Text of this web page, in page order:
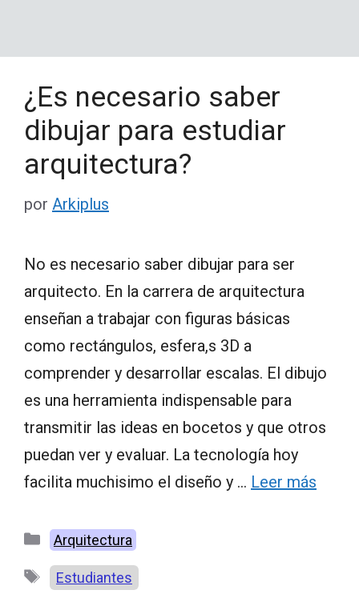
¿Es necesario saber
dibujar para estudiar
arquitectura?
por Arkiplus
No es necesario saber dibujar para ser
arquitecto. En la carrera de arquitectura
enseñan a trabajar con figuras básicas
como rectángulos, esfera,s 3D a
comprender y desarrollar escalas. El dibujo
es una herramienta indispensable para
transmitir las ideas en bocetos y que otros
puedan ver y evaluar. La tecnología hoy
facilita muchisimo el diseño y … Leer más
Categorías
Arquitectura
Etiquetas
Estudiantes